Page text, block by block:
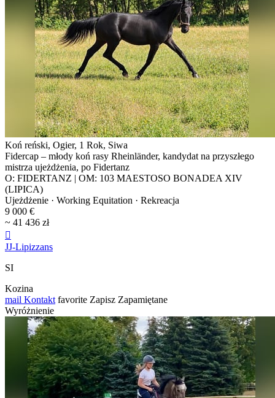
Koń reński, Ogier, 1 Rok, Siwa
Fidercap – młody koń rasy Rheinländer, kandydat na przyszłego
mistrza ujeżdżenia, po Fidertanz
O: FIDERTANZ | OM: 103 MAESTOSO BONADEA XIV
(LIPICA)
Ujeżdżenie · Working Equitation · Rekreacja
9 000 €
~ 41 436 zł

JJ-Lipizzans
SI
Kozina
mail Kontakt favorite Zapisz Zapamiętane
Wyróżnienie